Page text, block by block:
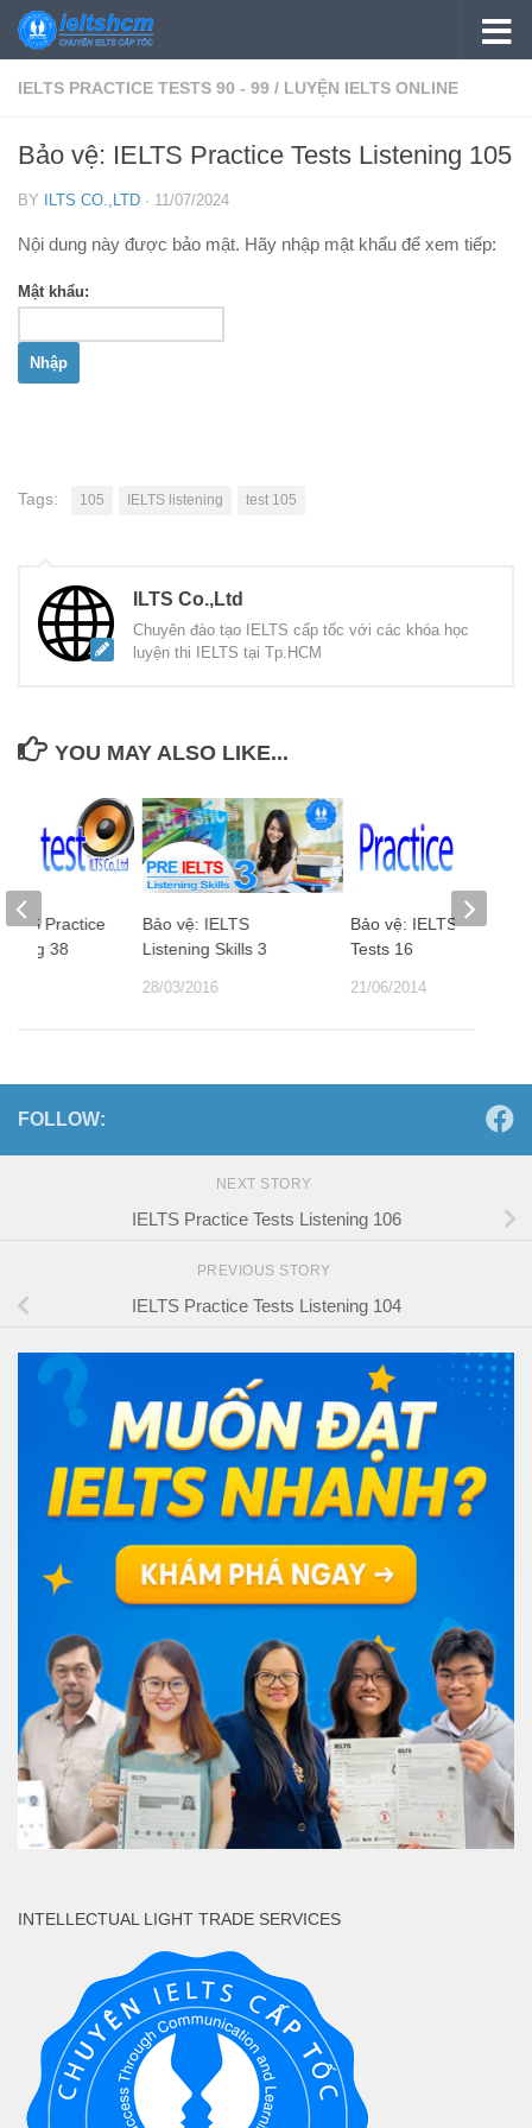
Skip to content
IELTS PRACTICE TESTS 90 - 99 / LUYỆN IELTS ONLINE
Bảo vệ: IELTS Practice Tests Listening 105
BY ILTS CO.,LTD · 11/07/2024
Nội dung này được bảo mật. Hãy nhập mật khẩu để xem tiếp:
Mật khẩu:
Tags: 105 IELTS listening test 105
ILTS Co.,Ltd
Chuyên đào tạo IELTS cấp tốc với các khóa học
luyện thi IELTS tại Tp.HCM
YOU MAY ALSO LIKE...
Bảo vệ: IELTS
Listening Skills 3
28/03/2016
Bảo vệ: IELTS Practice
Tests 16
21/06/2014
Practice
38
FOLLOW:
NEXT STORY
IELTS Practice Tests Listening 106
PREVIOUS STORY
IELTS Practice Tests Listening 104
INTELLECTUAL LIGHT TRADE SERVICES